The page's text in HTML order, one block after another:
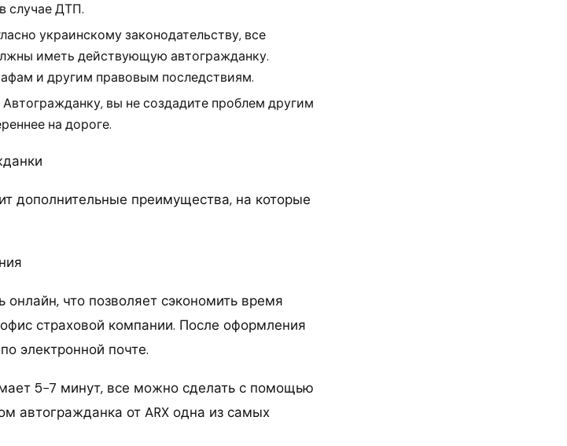
случае ДТП.
украинскому законодательству, все
иметь действующую автогражданку.
и другим правовым последствиям.
вы не создадите проблем другим
на дороге.
дополнительные преимущества, на которые
что позволяет сэкономить время
страховой компании. После оформления
электронной почте.
5−7 минут, все можно сделать с помощью
автогражданка от ARX одна из самых